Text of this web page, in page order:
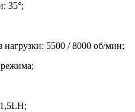
35°;
нагрузки: 5500 / 8000 oб/мин;
режима;